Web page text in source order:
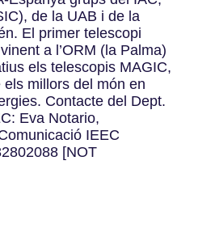
de la UAB i de la
El primer telescopi
vinent a l’ORM (la Palma)
els telescopis MAGIC,
millors del món en
Contacte del Dept.
Eva Notario,
IEEC
[NOT